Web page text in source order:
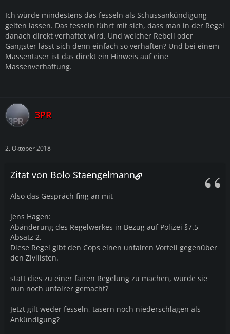
Ich würde mindestens das fesseln als Schussankündigung
gelten lassen. Das fesseln führt mit sich, dass man in der Regel
danach direkt verhaftet wird. Und welcher Rebell oder
Gangster lässt sich denn einfach so verhaften? Und bei einem
Massentaser ist das direkt ein Hinweis auf eine
Massenverhaftung.
3PR
2. Oktober 2018
Zitat von Bolo Staengelmann
Also das Gespräch fing an mit
Jens Hagen:
Abänderung des Regelwerkes in Bezug auf Polizei §7.5
Absatz 2.
Diese Regel gibt den Cops einen unfairen Vorteil gegenüber
den Zivilisten.
statt dies zu einer fairen Regelung zu machen, wurde sie
nun noch unfairer gemacht?
Jetzt gilt weder fesseln, tasern noch niederschlagen als
Ankündigung?